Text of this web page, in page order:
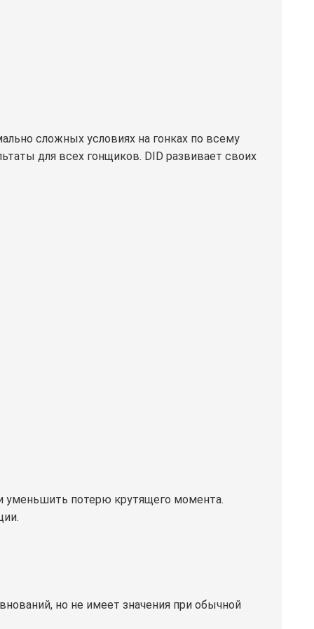
сложных условиях на гонках по всему
для всех гонщиков. DID развивает своих
уменьшить потерю крутящего момента.
но не имеет значения при обычной